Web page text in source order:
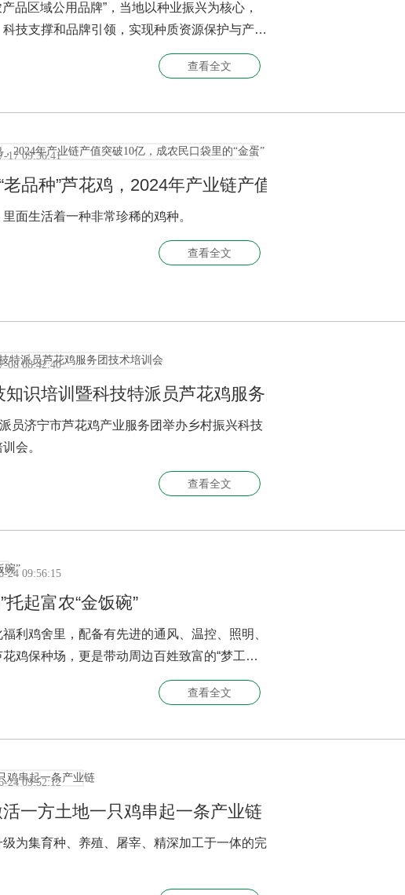
品区域公用品牌”，当地以种业振兴为核心，
技支撑和品牌引领，实现种质资源保护与产业
查看全文
17 09:36:41
品种”芦花鸡，2024年产业链产值突破10亿，成
面生活着一种非常珍稀的鸡种。
查看全文
08 08:42:40
识培训暨科技特派员芦花鸡服务团技术培训会
员济宁市芦花鸡产业服务团举办乡村振兴科技
会。
查看全文
24 09:56:15
起富农“金饭碗”
利鸡舍里，配备有先进的通风、温控、照明、
鸡保种场，更是带动周边百姓致富的“梦工
查看全文
24 09:52:12
一方土地一只鸡串起一条产业链
为集育种、养殖、屠宰、精深加工于一体的完